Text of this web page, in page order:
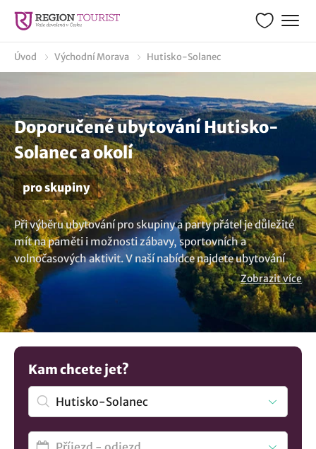
Úvod Východní Morava Hutisko-Solanec
Doporučené ubytování Hutisko-
Solanec a okolí
pro skupiny
Při výběru ubytování pro skupiny a party přátel je důležité
mít na paměti i možnosti zábavy, sportovních a
volnočasových aktivit. V naší nabídce najdete ubytování
pro 15, 20, 30, 40, 50, 80, 100 a samozřejmě i více osob v
okolí obce Hutisko-Solanec. Nezáleží na tom, zda
plánujete firemní akci, teambuilding, oslavu, párty nebo
jste prostě skupina přátel, která si chce užít společně
příjemné chvíle. Máme pro vás připravený velký výběr.
Máte jinou představu? Podívejte se na více tipů na
ubytování v lokalitě Hutisko-Solanec
Zobrazit více
Kam chcete jet?